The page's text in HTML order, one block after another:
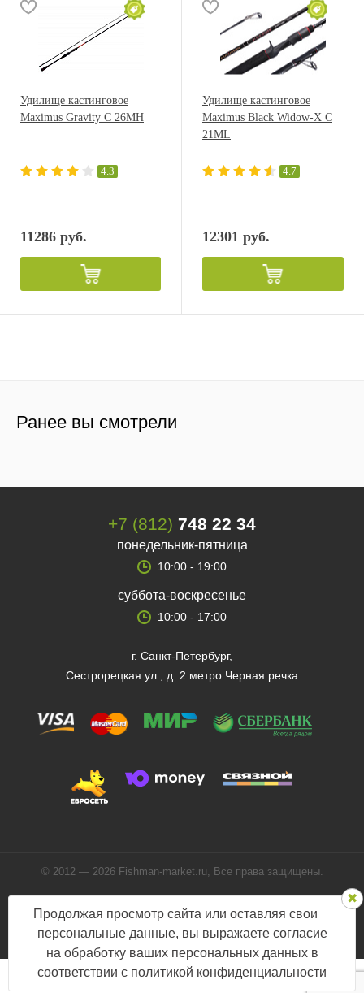
Удилище кастинговое
Maximus Gravity C 26MH
4.3
11286 руб.
Удилище кастинговое
Maximus Black Widow-X C
21ML
4.7
12301 руб.
Ранее вы смотрели
+7 (812) 748 22 34
понедельник-пятница
10:00 - 19:00
суббота-воскресенье
10:00 - 17:00
г. Санкт-Петербург,
Сестрорецкая ул., д. 2 метро Черная речка
© 2012 — 2026 Fishman-market.ru, Все права защищены.
Мы в соцсетях:
Продолжая просмотр сайта или оставляя свои
персональные данные, вы выражаете согласие
на обработку ваших персональных данных в
соответствии с политикой конфиденциальности